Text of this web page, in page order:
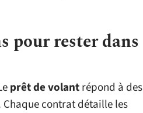
pour rester dans
prêt de volantrépond à des
Chaque contrat détaille les